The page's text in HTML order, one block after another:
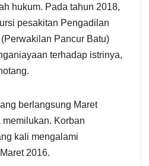
hukum. Pada tahun 2018,
pesakitan Pengadilan
Pancur Batu)
terhadap istrinya,
berlangsung Maret
Korban
kali mengalami
2016.